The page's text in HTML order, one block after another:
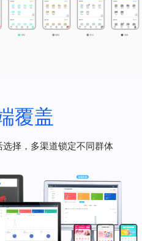
覆盖
择，多渠道锁定不同群体